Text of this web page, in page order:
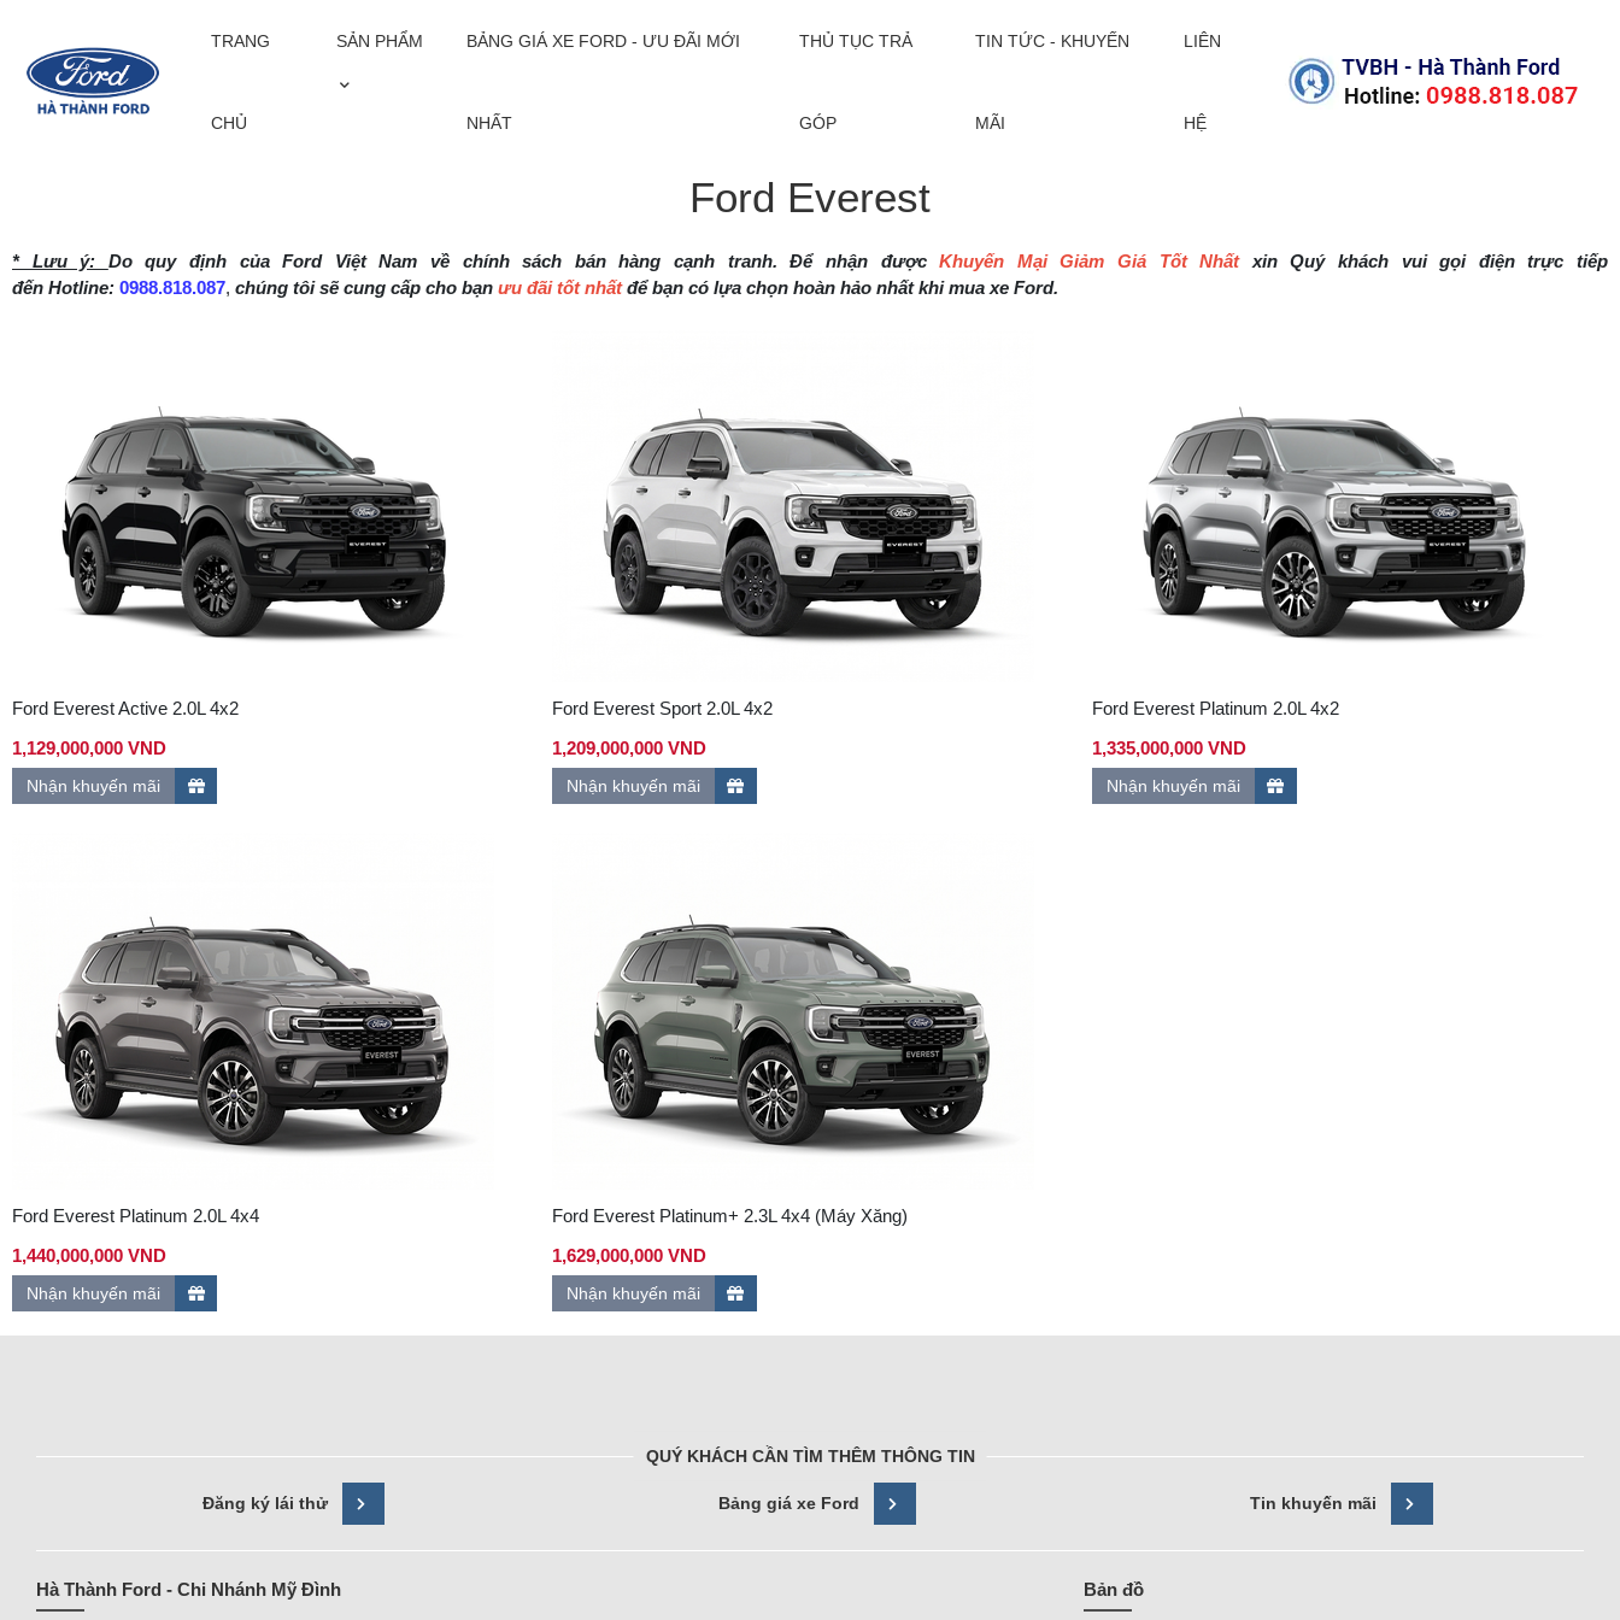
TRANG
CHỦ
SẢN PHẨM BẢNG GIÁ XE FORD - ƯU ĐÃI MỚI
NHẤT
THỦ TỤC TRẢ
GÓP
TIN TỨC - KHUYẾN
MÃI
LIÊN
HỆ
TRANG CHỦ SẢN PHẨM
Ford Everest
* Lưu ý: Do quy định của Ford Việt Nam về chính sách bán hàng cạnh tranh. Để nhận đượcKhuyến Mại Giảm Giá Tốt Nhấtxin Quý khách vui gọi điện trực tiếp
đến Hotline: 0988.818.087, chúng tôi sẽ cung cấp cho bạn ưu đãi tốt nhấtđể bạn có lựa chọn hoàn hảo nhất khi mua xe Ford.
Ford Everest Active 2.0L 4x2
1,129,000,000 VND
Nhận khuyến mãi
Ford Everest Sport 2.0L 4x2
1,209,000,000 VND
Nhận khuyến mãi
Ford Everest Platinum 2.0L 4x2
1,335,000,000 VND
Nhận khuyến mãi
Ford Everest Platinum 2.0L 4x4
1,440,000,000 VND
Nhận khuyến mãi
Ford Everest Platinum+ 2.3L 4x4 (Máy Xăng)
1,629,000,000 VND
Nhận khuyến mãi
QUÝ KHÁCH CẦN TÌM THÊM THÔNG TIN
Đăng ký lái thử Bảng giá xe Ford Tin khuyến mãi
Hà Thành Ford - Chi Nhánh Mỹ Đình Bản đồ